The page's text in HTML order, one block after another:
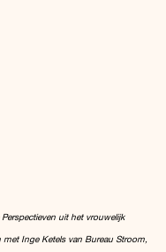
uit het vrouwelijk
met Inge Ketels van Bureau Stroom,